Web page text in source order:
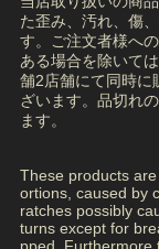
た歪み、汚れ、傷
す。ご注文者様へ
ある場合を除いて
舗2店舗にて同時に
ざいます。品切れ
ます。
These products
ortions, caused by
ratches possibly
turns except for
pped. Furthermore